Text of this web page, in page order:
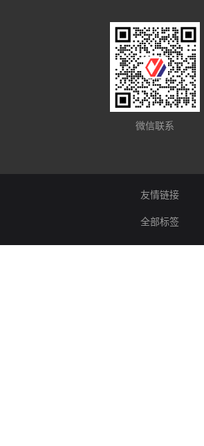
微信联系
友情链接
全部标签